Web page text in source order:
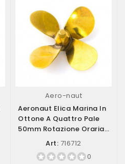
Aero-naut
Aeronaut Elica Marina In
Ottone A Quattro Pale
50mm Rotazione Oraria
(destra)...
Art: 716712
0